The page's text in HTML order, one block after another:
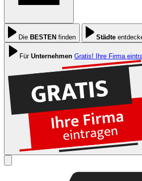
Die BESTEN finden Städte
Für Unternehmen Gratis! Ihre Firma